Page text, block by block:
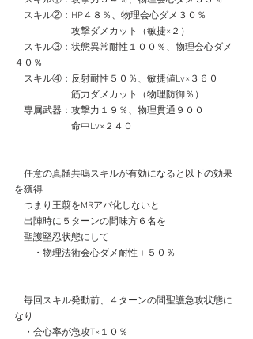
スキル②：HP４８％、物理会心ダメ３０％
攻撃ダメカット（敏捷×２）
スキル③：状態異常耐性１００％、物理会心ダメ
４０％
スキル④：反射耐性５０％、敏捷値Lv×３６０
筋力ダメカット（物理防御％）
専属武器：攻撃力１９％、物理貫通９００
命中Lv×２４０
任意の真髄共鳴スキルが有効になると以下の効果
を獲得
つまり王翦をMRアバ化しないと
出陣時に５ターンの間味方６名を
聖護堅忍状態にして
・物理法術会心ダメ耐性＋５０％
毎回スキル発動前、４ターンの間聖護急攻状態に
なり
・会心率が急攻T×１０％